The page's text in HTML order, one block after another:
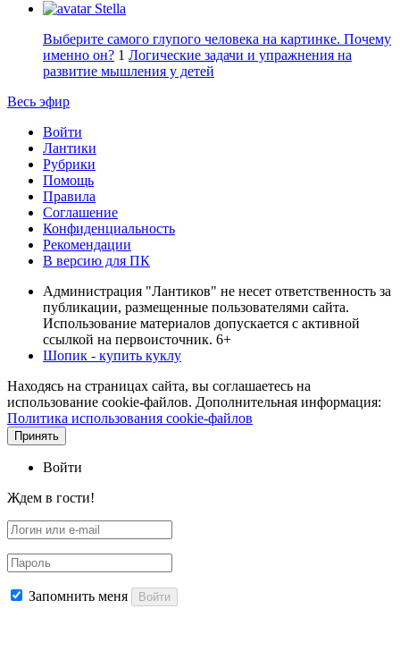
Stella
Выберите самого глупого человека на картинке. Почему
именно он? 1 Логические задачи и упражнения на
развитие мышления у детей
Весь эфир
Войти
Лантики
Рубрики
Помощь
Правила
Соглашение
Конфиденциальность
Рекомендации
В версию для ПК
Администрация "Лантиков" не несет ответственность за
публикации, размещенные пользователями сайта.
Использование материалов допускается с активной
ссылкой на первоисточник. 6+
Шопик - купить куклу
Находясь на страницах сайта, вы соглашаетесь на
использование cookie-файлов. Дополнительная информация:
Политика использования cookie-файлов
Принять
Войти
Ждем в гости!
Запомнить меня Войти